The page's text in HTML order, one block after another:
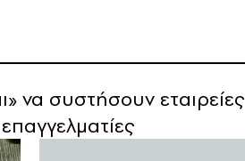
να συστήσουν εταιρείες